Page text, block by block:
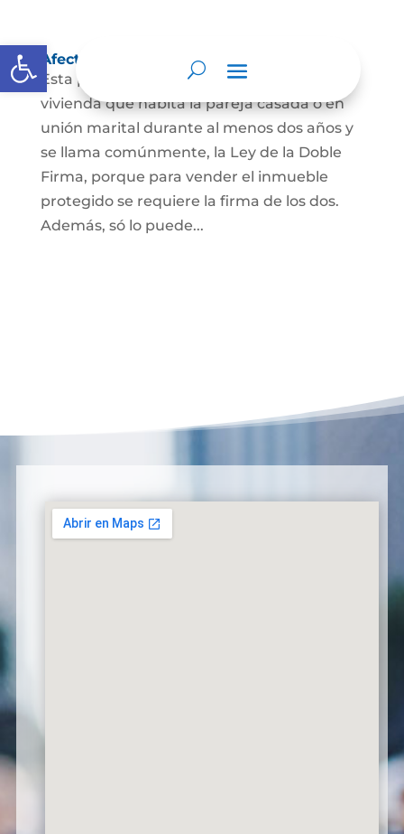
Abrir barra de herramientas
Afectación a Vivienda familiar
Esta protección la ordena la ley sobre la
vivienda que habita la pareja casada o en
unión marital durante al menos dos años y
se llama comúnmente, la Ley de la Doble
Firma, porque para vender el inmueble
protegido se requiere la firma de los dos.
Además, só lo puede...